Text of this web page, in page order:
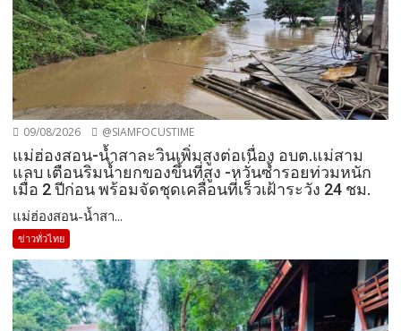
09/08/2026 @SIAMFOCUSTIME
แม่ฮ่องสอน-น้ำสาละวินเพิ่มสูงต่อเนื่อง อบต.แม่สาม
แลบ เตือนริมน้ำยกของขึ้นที่สูง -หวั่นซ้ำรอยท่วมหนัก
เมื่อ 2 ปีก่อน พร้อมจัดชุดเคลื่อนที่เร็วเฝ้าระวัง 24 ชม.
แม่ฮ่องสอน-น้ำสา...
ข่าวทั่วไทย